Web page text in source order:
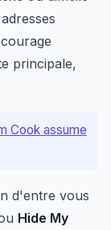
principale,
Cook assume
d'entre vous
Hide My